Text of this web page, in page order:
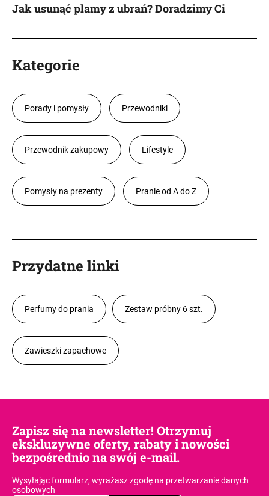
Jak usunąć plamy z ubrań? Doradzimy Ci
Kategorie
Porady i pomysły Przewodniki
Przewodnik zakupowy Lifestyle
Pomysły na prezenty Pranie od A do Z
Przydatne linki
Perfumy do prania Zestaw próbny 6 szt.
Zawieszki zapachowe
Zapisz się na newsletter! Otrzymuj
ekskluzywne oferty, rabaty i nowości
bezpośrednio na swój e-mail.
Wysyłając formularz, wyrażasz zgodę na przetwarzanie danych
osobowych